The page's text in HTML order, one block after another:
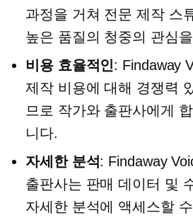
과정을 거쳐 전문 제작 스
높은 품질의 청중의 관심
비용 효율적인: Findaway
제작 비용에 대해 경쟁력
므로 작가와 출판사에게
니다.
자세한 분석: Findaway
출판사는 판매 데이터 및
자세한 분석에 액세스할